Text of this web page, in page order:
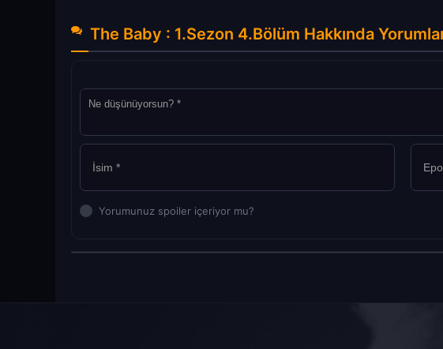
The Baby : 1.Sezon 4.Bölüm Hakkında
Yorumunuz spoiler içeriyor mu?